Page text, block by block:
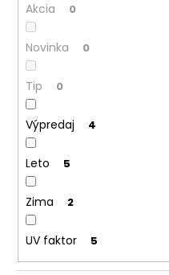
Akcia 0
Novinka 0
Tip 0
Výpredaj 4
Leto 5
Zima 2
UV faktor 5